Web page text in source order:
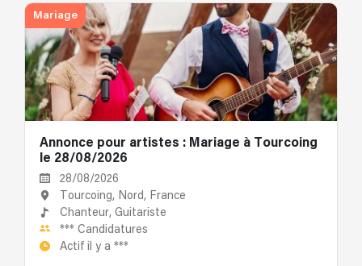
Mariage
Annonce pour artistes : Mariage à Tourcoing
le 28/08/2026
28/08/2026
Tourcoing, Nord, France
Chanteur, Guitariste
*** Candidatures
Actif il y a ***